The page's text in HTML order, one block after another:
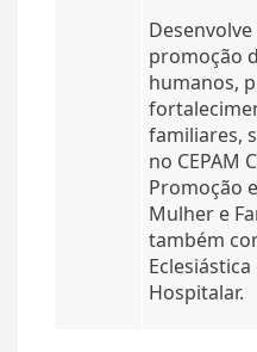
promoção
humanos,
familiares,
no CEPAM
Promoção
Mulher e
também
Eclesiástica
Hospitalar.